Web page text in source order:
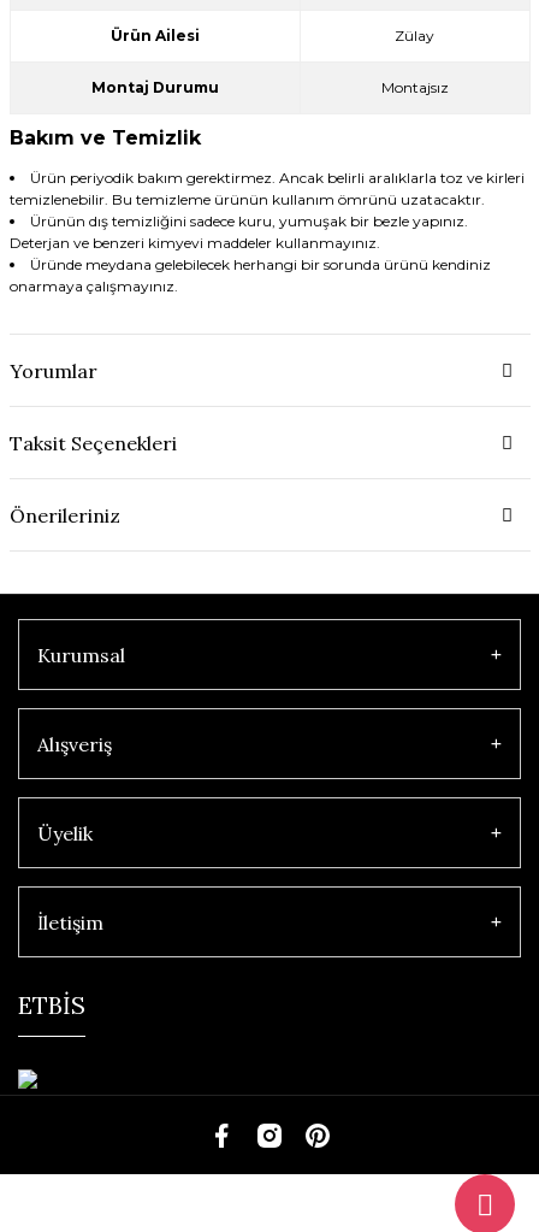
Ürün Ailesi Zülay
Montaj Durumu Montajsız
Bakım ve Temizlik
Ürün periyodik bakım gerektirmez. Ancak belirli aralıklarla toz ve kirleri
temizlenebilir. Bu temizleme ürünün kullanım ömrünü uzatacaktır.
Ürünün dış temizliğini sadece kuru, yumuşak bir bezle yapınız.
Deterjan ve benzeri kimyevi maddeler kullanmayınız.
Üründe meydana gelebilecek herhangi bir sorunda ürünü kendiniz
onarmaya çalışmayınız.
Yorumlar
Taksit Seçenekleri
Önerileriniz
Kurumsal
Alışveriş
Üyelik
İletişim
ETBİS